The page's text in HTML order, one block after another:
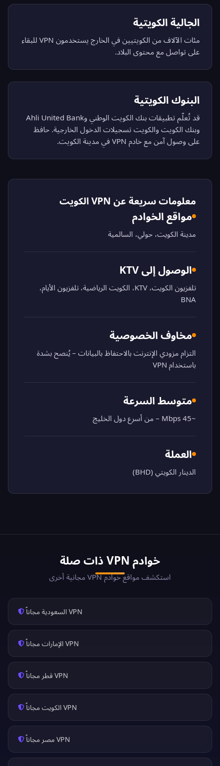
الجالية الكويتية
مئات الآلاف من الكويتيين في الخارج يستخدمون VPN للبقاء
على تواصل مع محتوى البلاد.
البنوك الكويتية
قد تُعلّم تطبيقات بنك الكويت الوطني وAhli United Bank
وبنك الكويت والكويت تسجيلات الدخول الخارجية. حافظ
على وصول آمن مع خادم VPN في مدينة الكويت.
معلومات سريعة عن VPN الكويت
مواقع الخوادم
مدينة الكويت، حولي، السالمية
الوصول إلى KTV
تلفزيون الكويت، KTV، الكويت الرياضية، تلفزيون الأيام،
BNA
مخاوف الخصوصية
التزام مزودي الإنترنت بالاحتفاظ بالبيانات – يُنصح بشدة
باستخدام VPN
متوسط السرعة
~45 Mbps – من أسرع دول الخليج
العملة
الدينار الكويتي (BHD)
خوادم VPN ذات صلة
استكشف مواقع خوادم VPN مجانية أخرى
VPN السعودية مجاناً
VPN الإمارات مجاناً
VPN قطر مجاناً
VPN الكويت مجاناً
VPN مصر مجاناً